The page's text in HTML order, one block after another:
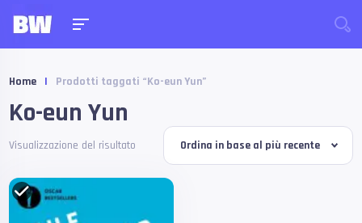
Home | Prodotti taggati “Ko-eun Yun”
Ko-eun Yun
Visualizzazione del risultato